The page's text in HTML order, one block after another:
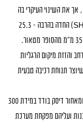
את השינוי העיקרי בה
) החדה בהרבה – 25.3
והזזת מיקום הרגליות
מ"מ לאחור), מה שיוצר תנוחת רכיבה טבעית
על הבלימה מלפנים מופקד דיסק בודד בקוטר 320 מ"מ ומאחור דיסק בודד במידת 300
ועליהם מפקחת מערכת